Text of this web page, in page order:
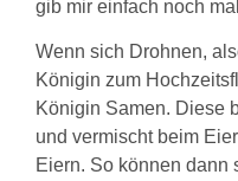
gib mir einfach noch
Wenn sich Drohnen,
Königin zum
Königin Samen. Diese
und vermischt beim
Eiern. So können dann